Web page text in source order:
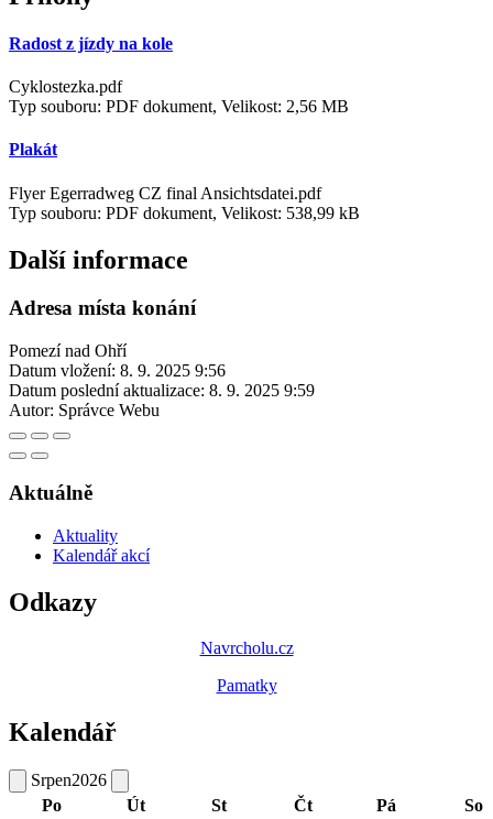
Radost z jízdy na kole
Cyklostezka.pdf
Typ souboru: PDF dokument, Velikost: 2,56 MB
Plakát
Flyer Egerradweg CZ final Ansichtsdatei.pdf
Typ souboru: PDF dokument, Velikost: 538,99 kB
Další informace
Adresa místa konání
Pomezí nad Ohří
Datum vložení: 8. 9. 2025 9:56
Datum poslední aktualizace: 8. 9. 2025 9:59
Autor: Správce Webu
Aktuálně
Aktuality
Kalendář akcí
Odkazy
Navrcholu.cz
Pamatky
Kalendář
Srpen2026
Po
Út St Čt Pá
So